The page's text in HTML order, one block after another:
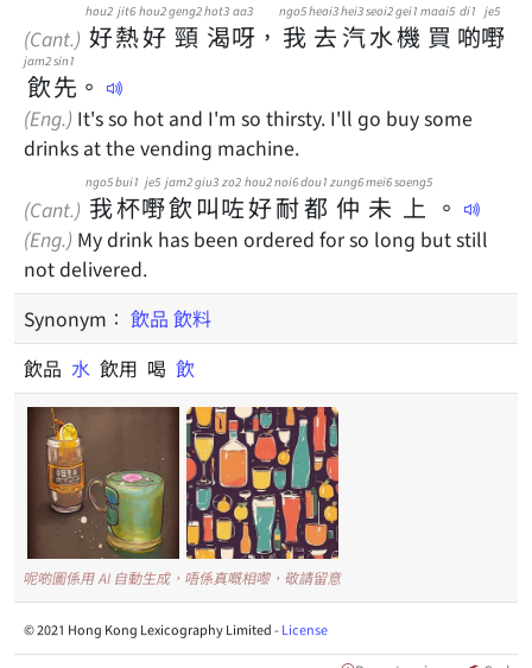
(Cant.) 好
hou2
熱
jit6
好
hou2
頸
geng2
渴
hot3
呀
aa3
， 我
ngo5
去
heoi3
汽
hei3
水
seoi2
機
gei1
買
maai5
啲
di1
嘢
je5
飲
jam2
先
sin1
。
(Eng.) It's so hot and I'm so thirsty. I'll go buy some
drinks at the vending machine.
(Cant.) 我
ngo5
杯
bui1
嘢
je5
飲
jam2
叫
giu3
咗
zo2
好
hou2
耐
noi6
都
dou1
仲
zung6
未
mei6
上
soeng5
。
(Eng.) My drink has been ordered for so long but still
not delivered.
Synonym： 飲品 飲料
飲品 水 飲用 喝 飲
呢啲圖係用 AI 自動生成，唔係真嘅相嚟，敬請留意
© 2021 Hong Kong Lexicography Limited -License